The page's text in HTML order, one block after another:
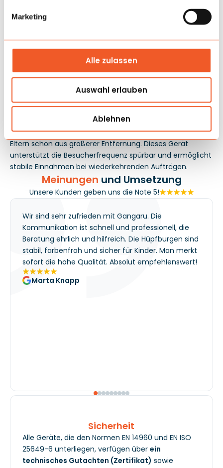
Marketing
Alle zulassen
Auswahl erlauben
Ablehnen
Anwendung
Am besten bewährt es sich im Freien, auf Volksfesten,
Picknicks und Firmenevents mit ausgewiesenem
Kinderbereich. Die Kombination aus Springen und
Rutschen hilft, den Teilnehmerfluss reibungslos zu halten,
Betreiber weniger Aufwand mit ständigem Animieren hat.
Das Dschungelmotiv sorgt für gute Sichtbarkeit des
Bereichs und strukturiert die Kommunikation mit den
Eltern schon aus größerer Entfernung. Dieses Gerät
unterstützt die Besucherfrequenz spürbar und ermöglicht
stabile Einnahmen bei wiederkehrenden Aufträgen.
Meinungen und Umsetzung
Unsere Kunden geben uns die Note 5!
Wir sind sehr zufrieden mit Gangaru. Die
Kommunikation ist schnell und professionell, die
Beratung ehrlich und hilfreich. Die Hüpfburgen sind
stabil, farbenfroh und sicher für Kinder. Man merkt
sofort die hohe Qualität. Absolut empfehlenswert!
Marta Knapp
Sicherheit
Alle Geräte, die den Normen EN 14960 und EN ISO
25649-6 unterliegen, verfügen über ein
technisches Gutachten (Zertifikat) sowie